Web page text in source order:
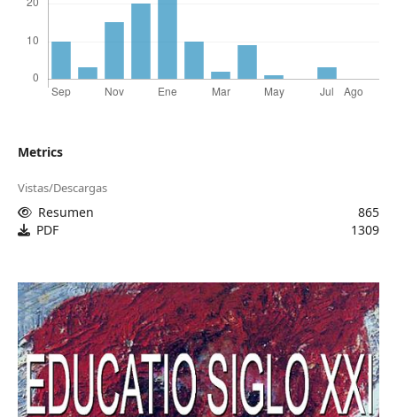
Metrics
Vistas/Descargas
Resumen
865
PDF
1309